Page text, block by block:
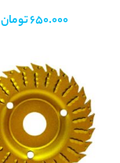
650.000تومان